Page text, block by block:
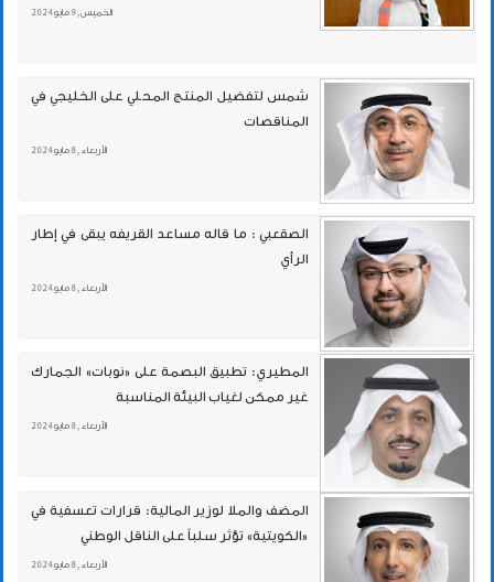
الخميس , 9 مايو 2024
شمس لتفضيل المنتج المحلي على الخليجي في
المناقصات
الأربعاء , 8 مايو 2024
الصقعبي : ما قاله مساعد القريفه يبقى في إطار
الرأي
الأربعاء , 8 مايو 2024
المطيري: تطبيق البصمة على «نوبات» الجمارك
غير ممكن لغياب البيئة المناسبة
الأربعاء , 8 مايو 2024
المضف والملا لوزير المالية: قرارات تعسفية في
«الكويتية» تؤثر سلباً على الناقل الوطني
الأربعاء , 8 مايو 2024